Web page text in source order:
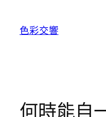
色彩交響
何時能自